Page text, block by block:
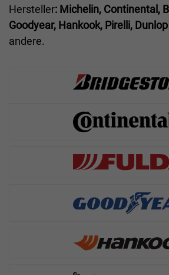
Hersteller: Michelin, Continental,
Goodyear, Hankook, Pirelli, Dunlop
andere.